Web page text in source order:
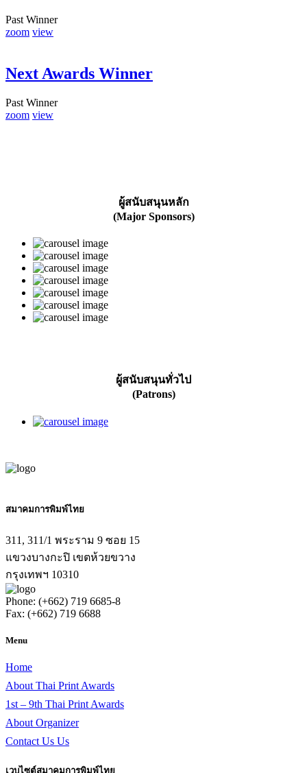
Past Winner
zoom view
Next Awards Winner
Past Winner
zoom view
ผู้สนับสนุนหลัก
(Major Sponsors)
ผู้สนับสนุนทั่วไป
(Patrons)
สมาคมการพิมพ์ไทย
311, 311/1 พระราม 9 ซอย 15
แขวงบางกะปิ เขตห้วยขวาง
กรุงเทพฯ 10310
Phone: (+662) 719 6685-8
Fax: (+662) 719 6688
Menu
Home
About Thai Print Awards
1st – 9th Thai Print Awards
About Organizer
Contact Us Us
เวบไซต์สมาคมการพิมพ์ไทย